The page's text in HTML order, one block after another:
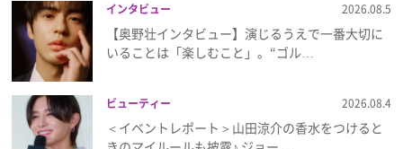
ライフスタイル
プレゼント
インタビュー
インタビュー 2026.08.5
【奥野壮インタビュー】演じるうえで一番大切に
いることは「楽しむこと」。“ゴル…
ビューティー 2026.08.4
＜イベントレポート＞山田涼介の香水をつけると